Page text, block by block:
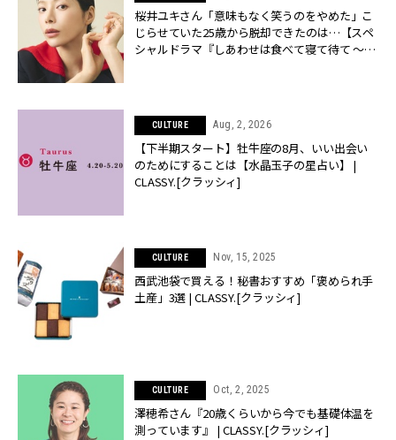
桜井ユキさん「意味もなく笑うのをやめた」こ
じらせていた25歳から脱却できたのは…【スペ
シャルドラマ『しあわせは食べて寝て待て ～早
CULTURE Aug, 2, 2026
【下半期スタート】牡牛座の8月、いい出会い
のためにすることは【水晶玉子の星占い】 |
CLASSY.[クラッシィ]
CULTURE Nov, 15, 2025
西武池袋で買える！秘書おすすめ「褒められ手
土産」3選 | CLASSY.[クラッシィ]
CULTURE Oct, 2, 2025
澤穂希さん『20歳くらいから今でも基礎体温を
測っています』 | CLASSY.[クラッシィ]